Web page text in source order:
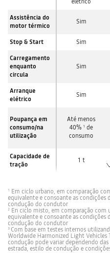
Assistência do
motor térmico
Sim
Stop & Start Sim
Carregamento
enquanto
circula
Sim
Arranque
elétrico
Sim
Poupança em
consumo/na
utilização
Até menos
40% 1 de
consumo
Capacidade de
tração
1 t
1 Em ciclo urbano, em comparação
equivalente e consoante as
condução do condutor
2 En ciclo misto, em comparação com
equivalente e consoante as
condução do condutor
3 Com base em testes internos
Worldwide Harmonized Light Vehicles
condução pode variar dependendo
estrada, estilo de condução e